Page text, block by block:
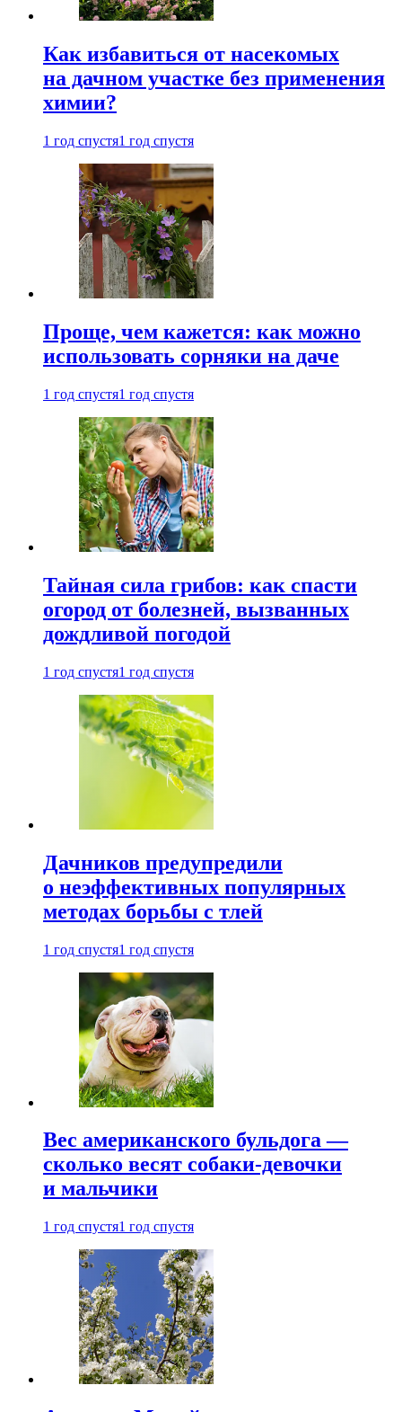
Как избавиться от насекомых
на дачном участке без применения
химии?
1 год спустя1 год спустя
Проще, чем кажется: как можно
использовать сорняки на даче
1 год спустя1 год спустя
Тайная сила грибов: как спасти
огород от болезней, вызванных
дождливой погодой
1 год спустя1 год спустя
Дачников предупредили
о неэффективных популярных
методах борьбы с тлей
1 год спустя1 год спустя
Вес американского бульдога —
сколько весят собаки-девочки
и мальчики
1 год спустя1 год спустя